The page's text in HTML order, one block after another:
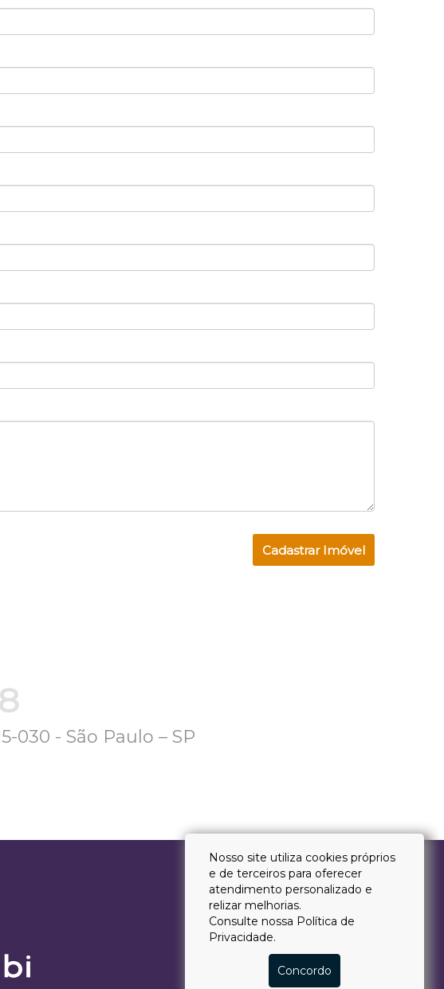
030 - São Paulo – SP
Nosso site utiliza cookies próprios
e de terceiros para oferecer
atendimento personalizado e
relizar melhorias.
Consulte nossa Política de
Privacidade.
Concordo